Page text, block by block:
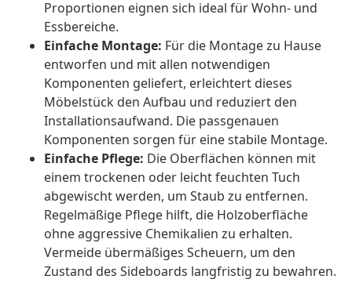
Proportionen eignen sich ideal für Wohn- und
Essbereiche.
Einfache Montage: Für die Montage zu Hause
entworfen und mit allen notwendigen
Komponenten geliefert, erleichtert dieses
Möbelstück den Aufbau und reduziert den
Installationsaufwand. Die passgenauen
Komponenten sorgen für eine stabile Montage.
Einfache Pflege: Die Oberflächen können mit
einem trockenen oder leicht feuchten Tuch
abgewischt werden, um Staub zu entfernen.
Regelmäßige Pflege hilft, die Holzoberfläche
ohne aggressive Chemikalien zu erhalten.
Vermeide übermäßiges Scheuern, um den
Zustand des Sideboards langfristig zu bewahren.